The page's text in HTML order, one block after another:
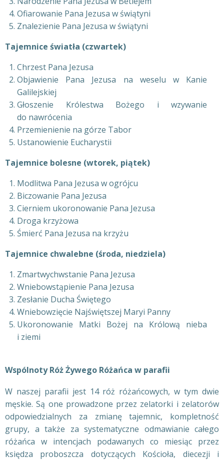
Ofiarowanie Pana Jezusa w świątyni
Znalezienie Pana Jezusa w świątyni
Tajemnice światła (czwartek)
Chrzest Pana Jezusa
Objawienie Pana Jezusa na weselu w Kanie
Galilejskiej
Głoszenie Królestwa Bożego i wzywanie
do nawrócenia
Przemienienie na górze Tabor
Ustanowienie Eucharystii
Tajemnice bolesne (wtorek, piątek)
Modlitwa Pana Jezusa w ogrójcu
Biczowanie Pana Jezusa
Cierniem ukoronowanie Pana Jezusa
Droga krzyżowa
Śmierć Pana Jezusa na krzyżu
Tajemnice chwalebne (środa, niedziela)
Zmartwychwstanie Pana Jezusa
Wniebowstąpienie Pana Jezusa
Zesłanie Ducha Świętego
Wniebowzięcie Najświętszej Maryi Panny
Ukoronowanie Matki Bożej na Królową nieba
i ziemi
Wspólnoty Róż Żywego Różańca w parafii
W naszej parafii jest 14 róż różańcowych, w tym dwie
męskie. Są one prowadzone przez zelatorki i zelatorów
odpowiedzialnych za zmianę tajemnic, kompletność
grupy, a także za systematyczne odmawianie całego
różańca w intencjach podawanych co miesiąc przez
księdza proboszcza dotyczących Kościoła, diecezji i